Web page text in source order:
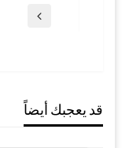
تصفّح
المقالة
قد يعجبك أيضاً